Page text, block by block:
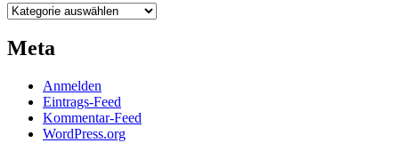
Kategorien
Meta
Anmelden
Eintrags-Feed
Kommentar-Feed
WordPress.org